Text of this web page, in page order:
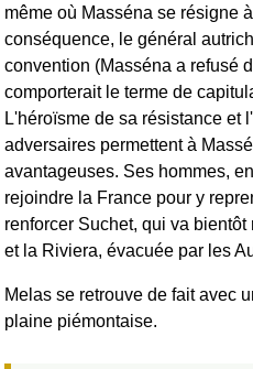
même où Masséna se résigne
conséquence, le général
convention (Masséna a refusé
comporterait le terme de
L'héroïsme de sa résistance et
adversaires permettent à
avantageuses. Ses hommes,
rejoindre la France pour y
renforcer Suchet, qui va
et la Riviera, évacuée par les
Melas se retrouve de fait avec
plaine piémontaise.